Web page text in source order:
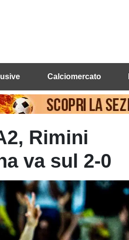
Calciomercato
Rimini
va sul 2-0